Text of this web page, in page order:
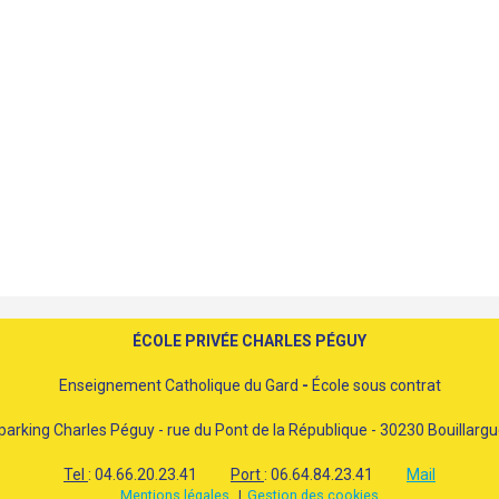
ÉCOLE PRIVÉE CHARLES PÉGUY
Enseignement Catholique du Gard - École sous contrat
Charles Péguy - rue du Pont de la République - 30230
Tel : 04.66.20.23.41 Port: 06.64.84.23.41 Mail
Mentions légales Gestion des cookies